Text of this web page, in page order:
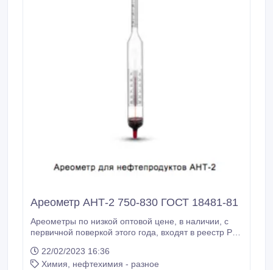
Ареометр АНТ-2 750-830 ГОСТ 18481-81
Ареометры по низкой оптовой цене, в наличии, с
первичной поверкой этого года, входят в реестр РК
интервал 5 лет. Применяется для определения
плотности нефти и нефтепродуктов. Ареометр для
22/02/2023 16:36
Химия, нефтехимия - разное